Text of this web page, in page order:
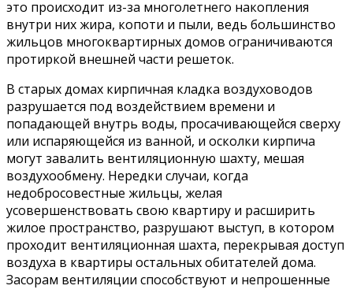
это происходит из-за многолетнего накопления
внутри них жира, копоти и пыли, ведь большинство
жильцов многоквартирных домов ограничиваются
протиркой внешней части решеток.
В старых домах кирпичная кладка воздуховодов
разрушается под воздействием времени и
попадающей внутрь воды, просачивающейся сверху
или испаряющейся из ванной, и осколки кирпича
могут завалить вентиляционную шахту, мешая
воздухообмену. Нередки случаи, когда
недобросовестные жильцы, желая
усовершенствовать свою квартиру и расширить
жилое пространство, разрушают выступ, в котором
проходит вентиляционная шахта, перекрывая доступ
воздуха в квартиры остальных обитателей дома.
Засорам вентиляции способствуют и непрошенные